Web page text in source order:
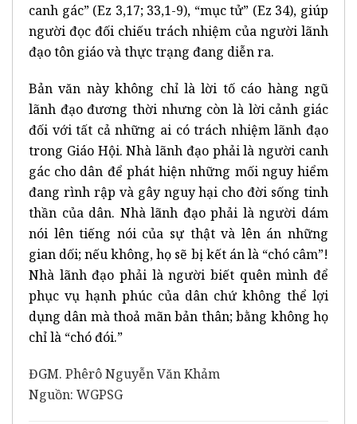
canh gác” (Ez 3,17; 33,1-9), “mục tử” (Ez 34), giúp
người đọc đối chiếu trách nhiệm của người lãnh
đạo tôn giáo và thực trạng đang diễn ra.
Bản văn này không chỉ là lời tố cáo hàng ngũ
lãnh đạo đương thời nhưng còn là lời cảnh giác
đối với tất cả những ai có trách nhiệm lãnh đạo
trong Giáo Hội. Nhà lãnh đạo phải là người canh
gác cho dân để phát hiện những mối nguy hiểm
đang rình rập và gây nguy hại cho đời sống tinh
thần của dân. Nhà lãnh đạo phải là người dám
nói lên tiếng nói của sự thật và lên án những
gian dối; nếu không, họ sẽ bị kết án là “chó câm”!
Nhà lãnh đạo phải là người biết quên mình để
phục vụ hạnh phúc của dân chứ không thể lợi
dụng dân mà thoả mãn bản thân; bằng không họ
chỉ là “chó đói.”
ĐGM. Phêrô Nguyễn Văn Khảm
Nguồn: WGPSG